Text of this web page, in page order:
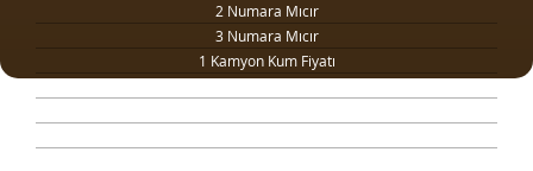
2 Numara Mıcır
3 Numara Mıcır
1 Kamyon Kum Fiyatı